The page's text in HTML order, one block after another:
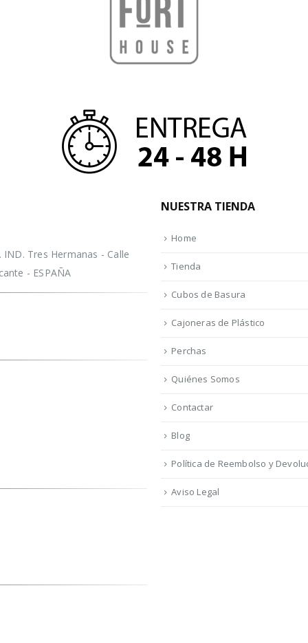
IND. Tres Hermanas - Calle
- ESPAÑA
NUESTRA TIENDA
Home
Tienda
Cubos de Basura
Cajoneras de Plástico
Perchas
Quiénes Somos
Contactar
Blog
Política de Reembolso y
Aviso Legal